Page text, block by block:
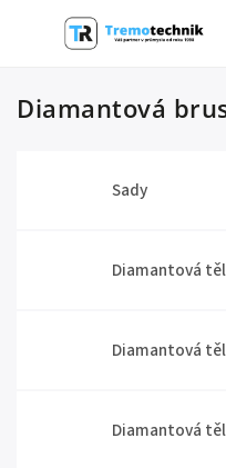
Diamantová
Sady
Diamantová
Diamantová
Diamantová